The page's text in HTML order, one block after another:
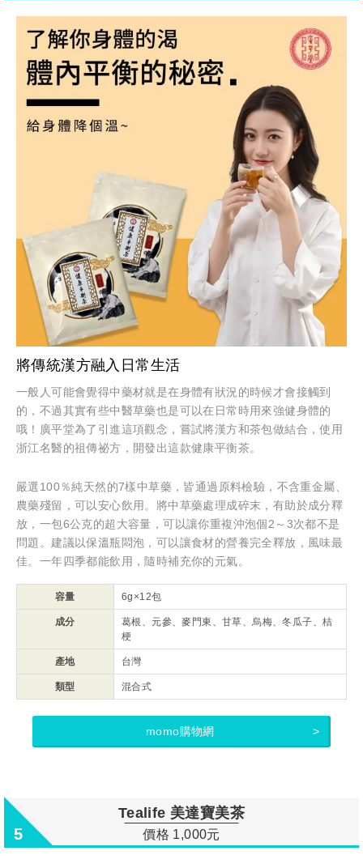
將傳統漢方融入日常生活
一般人可能會覺得中藥材就是在身體有狀況的時候才會接觸到
的，不過其實有些中醫草藥也是可以在日常時用來強健身體的
哦！廣平堂為了引進這項觀念，嘗試將漢方和茶包做結合，使用
浙江名醫的祖傳祕方，開發出這款健康平衡茶。
嚴選100％純天然的7樣中草藥，皆通過原料檢驗，不含重金屬、
農藥殘留，可以安心飲用。將中草藥處理成碎末，有助於成分釋
放，一包6公克的超大容量，可以讓你重複沖泡個2～3次都不是
問題。建議以保溫瓶悶泡，可以讓食材的營養完全釋放，風味最
佳。一年四季都能飲用，隨時補充你的元氣。
容量 6g×12包
成分
葛根、元參、麥門東、甘草、烏梅、冬瓜子、桔
梗
產地 台灣
類型 混合式
momo購物網
5
Tealife 美達寶美茶
價格 1,000元